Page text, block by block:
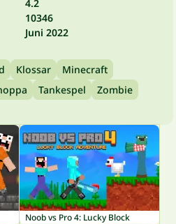
4.2
10346
Juni 2022
Klossar
Minecraft
Tankespel Zombie
Noob vs Pro 4: Lucky Block